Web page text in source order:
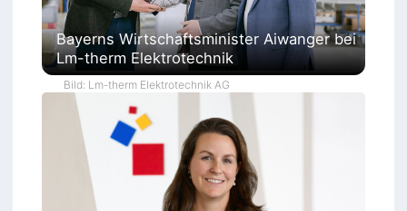
Bayerns Wirtschaftsminister Aiwanger bei
Lm-therm Elektrotechnik
Bild: Lm-therm Elektrotechnik AG